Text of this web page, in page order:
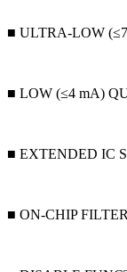
■ ULTRA-LOW
■ LOW (≤4 mA)
■ EXTENDED IC
■ ON-CHIP